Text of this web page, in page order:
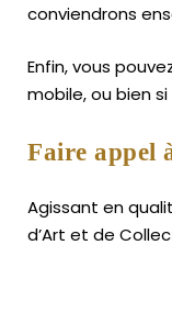
conviendrons
Enfin, vous
mobile, ou bien
Faire appel
Agissant en
d’Art et de